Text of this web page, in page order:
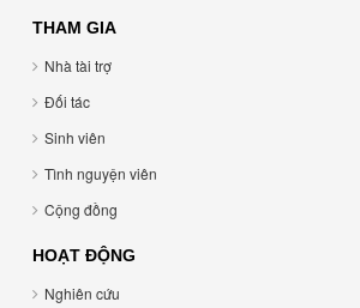
THAM GIA
Nhà tài trợ
Đối tác
Sinh viên
Tình nguyện viên
Cộng đồng
HOẠT ĐỘNG
Nghiên cứu